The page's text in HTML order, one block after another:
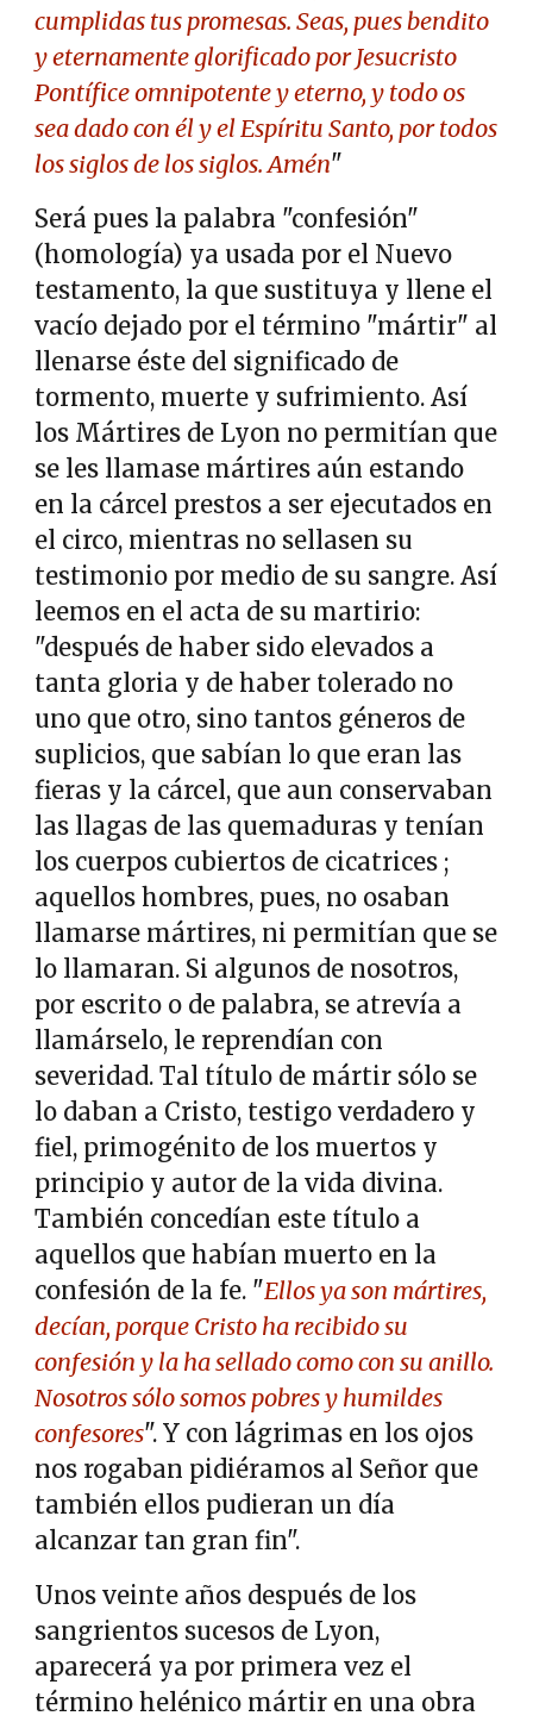
cumplidas tus promesas. Seas, pues bendito
y eternamente glorificado por Jesucristo
Pontífice omnipotente y eterno, y todo os
sea dado con él y el Espíritu Santo, por todos
los siglos de los siglos. Amén"
Será pues la palabra "confesión"
(homología) ya usada por el Nuevo
testamento, la que sustituya y llene el
vacío dejado por el término "mártir" al
llenarse éste del significado de
tormento, muerte y sufrimiento. Así
los Mártires de Lyon no permitían que
se les llamase mártires aún estando
en la cárcel prestos a ser ejecutados en
el circo, mientras no sellasen su
testimonio por medio de su sangre. Así
leemos en el acta de su martirio:
"después de haber sido elevados a
tanta gloria y de haber tolerado no
uno que otro, sino tantos géneros de
suplicios, que sabían lo que eran las
fieras y la cárcel, que aun conservaban
las llagas de las quemaduras y tenían
los cuerpos cubiertos de cicatrices ;
aquellos hombres, pues, no osaban
llamarse mártires, ni permitían que se
lo llamaran. Si algunos de nosotros,
por escrito o de palabra, se atrevía a
llamárselo, le reprendían con
severidad. Tal título de mártir sólo se
lo daban a Cristo, testigo verdadero y
fiel, primogénito de los muertos y
principio y autor de la vida divina.
También concedían este título a
aquellos que habían muerto en la
confesión de la fe. "Ellos ya son mártires,
decían, porque Cristo ha recibido su
confesión y la ha sellado como con su anillo.
Nosotros sólo somos pobres y humildes
confesores". Y con lágrimas en los ojos
nos rogaban pidiéramos al Señor que
también ellos pudieran un día
alcanzar tan gran fin".
Unos veinte años después de los
sangrientos sucesos de Lyon,
aparecerá ya por primera vez el
término helénico mártir en una obra